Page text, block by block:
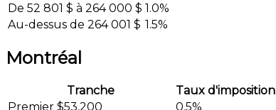
De 52 801 $ à 264 000 $ 1.0%
Au-dessus de 264 001 $ 1.5%
Montréal
Tranche
Taux d'imposition
Premier $53,200
0.5%